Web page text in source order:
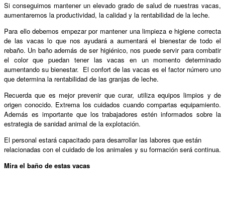
Si conseguimos mantener un elevado grado de salud de nuestras vacas,
aumentaremos la productividad, la calidad y la rentabilidad de la leche.
Para ello debemos empezar por mantener una limpieza e higiene correcta
de las vacas lo que nos ayudará a aumentará el bienestar de todo el
rebaño. Un baño además de ser higiénico, nos puede servir para combatir
el color que puedan tener las vacas en un momento determinado
aumentando su bienestar. El confort de las vacas es el factor número uno
que determina la rentabilidad de las granjas de leche.
Recuerda que es mejor prevenir que curar, utiliza equipos limpios y de
origen conocido. Extrema los cuidados cuando compartas equipamiento.
Además es importante que los trabajadores estén informados sobre la
estrategia de sanidad animal de la explotación.
El personal estará capacitado para desarrollar las labores que están
relacionadas con el cuidado de los animales y su formación será continua.
Mira el baño de estas vacas